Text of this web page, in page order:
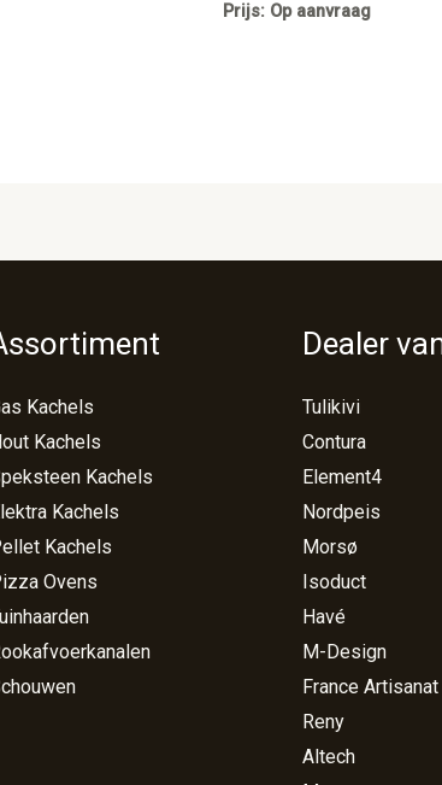
Prijs: Op aanvraag
Kachels
Kachels
Kachels
Kachels
Kachels
Ovens
Dealer
Tulikivi
Contura
Element4
Nordpeis
Morsø
Isoduct
Havé
M-Design
France Artisanat
Reny
Altech